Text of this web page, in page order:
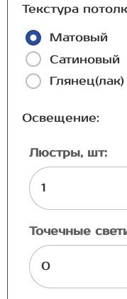
Текстура
Матовый
Сатиновый
Глянец(лак)
Освещение:
Люстры, шт:
Точечные